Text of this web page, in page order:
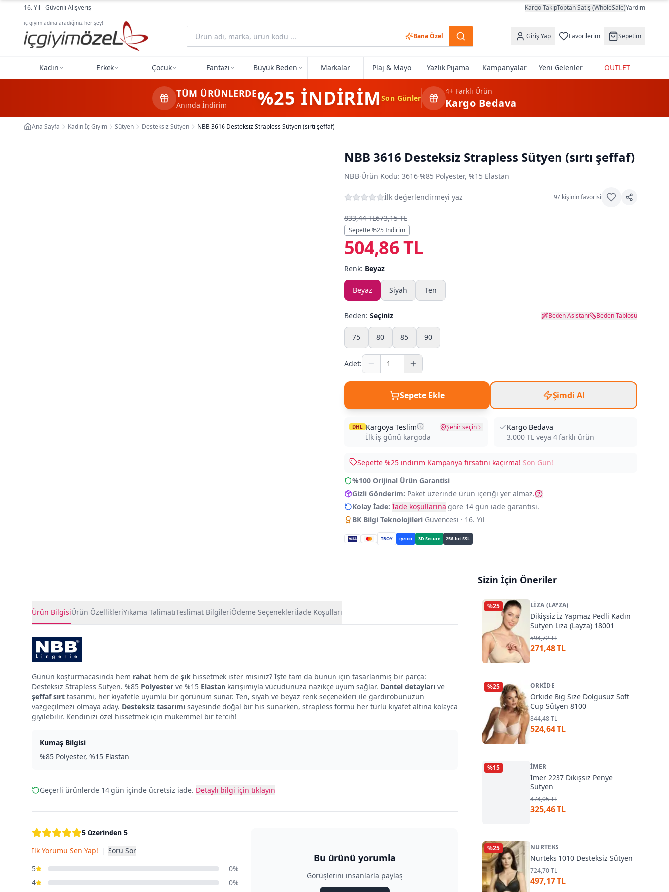
Ana içeriğe geç16. Yıl - Güvenli Alışveriş Kargo TakipToptan Satış (WholeSale)Yardım
iç giyim adına aradığınız her şey!
Bana Özel Giriş Yap Favorilerim Sepetim
Kadın Erkek Çocuk Fantazi Büyük Beden Markalar Plaj & Mayo Yazlık Pijama Kampanyalar Yeni Gelenler OUTLET
TÜM ÜRÜNLERDE
Anında İndirim %25 İNDİRİMSon Günler
4+Farklı Ürün
Kargo Bedava
Ana Sayfa Kadın İç Giyim Sütyen Desteksiz Sütyen NBB 3616 Desteksiz Strapless Sütyen (sırtı şeffaf)
NBB 3616 Desteksiz Strapless Sütyen (sırtı şeffaf)
NBB·Ürün Kodu:3616·%85 Polyester, %15 Elastan
İlk değerlendirmeyi yaz 97 kişinin favorisi
833,44 TL673,15 TL
Sepette %25 İndirim
504,86 TL
Renk: Beyaz
Beyaz Siyah Ten
Beden: Seçiniz Beden Asistanı Beden Tablosu
75 80 85 90
Adet:
Sepete Ekle Şimdi Al
DHL Kargoya Teslim
İlk iş günü kargoda
Şehir seçin
Kargo Bedava
3.000 TL veya 4 farklı ürün
Sepette %25 indirim Kampanya fırsatını kaçırma! Son Gün!
%100 Orijinal Ürün Garantisi
Gizli Gönderim: Paket üzerinde ürün içeriği yer almaz.
Kolay İade: İade koşullarına göre 14 gün iade garantisi.
BK Bilgi Teknolojileri Güvencesi · 16. Yıl
TROY iyzico 3D Secure 256-bit SSL
Ürün BilgisiÜrün ÖzellikleriYıkama TalimatıTeslimat BilgileriÖdeme Seçenekleriİade Koşulları
Günün koşturmacasında hem rahat hem de şık hissetmek ister misiniz? İşte tam da bunun için tasarlanmış bir parça:
Desteksiz Strapless Sütyen. %85 Polyester ve %15 Elastan karışımıyla vücudunuza nazikçe uyum sağlar. Dantel detayları ve
şeffaf sırt tasarımı, her kıyafetle uyumlu bir görünüm sunar. Ten, siyah ve beyaz renk seçenekleri ile gardırobunuzun
vazgeçilmezi olmaya aday. Desteksiz tasarımı sayesinde doğal bir his sunarken, strapless formu her türlü kıyafet altına kolayca
giyilebilir. Kendinizi özel hissetmek için mükemmel bir tercih!
Kumaş Bilgisi
%85 Polyester, %15 Elastan
Geçerli ürünlerde 14 gün içinde ücretsiz iade. Detaylı bilgi için tıklayın
5 üzerinden 5
İlk Yorumu Sen Yap! | Soru Sor
5
0%
4
0%
Bu ürünü yorumla
Görüşlerini insanlarla paylaş
Sizin İçin Öneriler
%25 LIZA (LAYZA)
Dikişsiz İz Yapmaz Pedli Kadın
Sütyen Liza (Layza) 18001
594,72 TL
271,48 TL
%25 ORKIDE
Orkide Big Size Dolgusuz Soft
Cup Sütyen 8100
844,48 TL
524,64 TL
%15 İMER
İmer 2237 Dikişsiz Penye
Sütyen
474,05 TL
325,46 TL
%25 NURTEKS
Nurteks 1010 Desteksiz Sütyen
724,70 TL
497,17 TL